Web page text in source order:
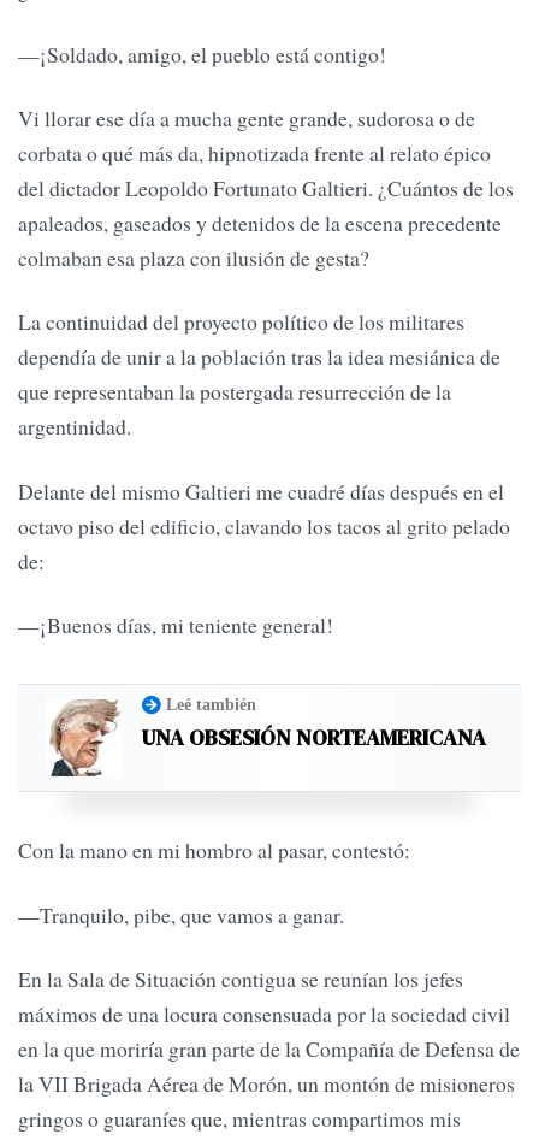
—¡Soldado, amigo, el pueblo está contigo!
Vi llorar ese día a mucha gente grande, sudorosa o de
corbata o qué más da, hipnotizada frente al relato épico
del dictador Leopoldo Fortunato Galtieri. ¿Cuántos de los
apaleados, gaseados y detenidos de la escena precedente
colmaban esa plaza con ilusión de gesta?
La continuidad del proyecto político de los militares
dependía de unir a la población tras la idea mesiánica de
que representaban la postergada resurrección de la
argentinidad.
Delante del mismo Galtieri me cuadré días después en el
octavo piso del edificio, clavando los tacos al grito pelado
de:
—¡Buenos días, mi teniente general!
Leé también
UNA OBSESIÓN NORTEAMERICANA
Con la mano en mi hombro al pasar, contestó:
—Tranquilo, pibe, que vamos a ganar.
En la Sala de Situación contigua se reunían los jefes
máximos de una locura consensuada por la sociedad civil
en la que moriría gran parte de la Compañía de Defensa de
la VII Brigada Aérea de Morón, un montón de misioneros
gringos o guaraníes que, mientras compartimos mis